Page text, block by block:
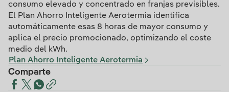
consumo elevado y concentrado en franjas previsibles.
El Plan Ahorro Inteligente Aerotermia identifica
automáticamente esas 8 horas de mayor consumo y
aplica el precio promocionado, optimizando el coste
medio del kWh.
Plan Ahorro Inteligente Aerotermia
Comparte